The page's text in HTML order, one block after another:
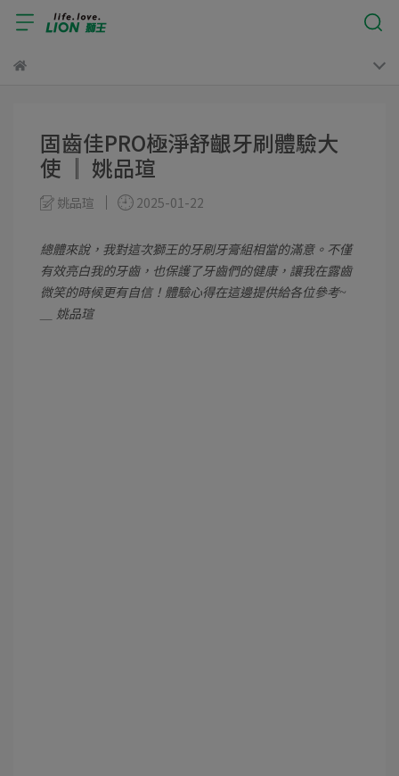
固齒佳PRO極淨舒齦牙刷體驗大
使 ║ 姚品瑄
姚品瑄 2025-01-22
總體來說，我對這次獅王的牙刷牙膏組相當的滿意。不僅
有效亮白我的牙齒，也保護了牙齒們的健康，讓我在露齒
微笑的時候更有自信！體驗心得在這邊提供給各位參考~
＿ 姚品瑄